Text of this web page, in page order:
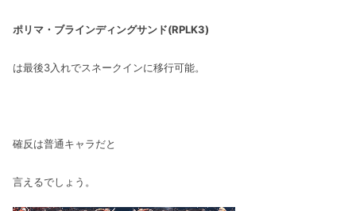
ポリマ・ブラインディングサンド(RPLK3)
は最後3入れでスネークインに移行可能。
確反は普通キャラだと
言えるでしょう。